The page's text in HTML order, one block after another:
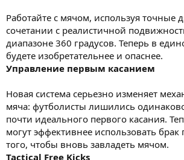
Работайте с мячом, используя точные
сочетании с реалистичной
диапазоне 360 градусов. Теперь в
будете изобретательнее и опаснее.
Управление первым касанием
Новая система серьезно изменяет
мяча: футболисты лишились
почти идеального первого касания.
могут эффективнее использовать
того, чтобы вновь завладеть мячом.
Tactical Free Kicks